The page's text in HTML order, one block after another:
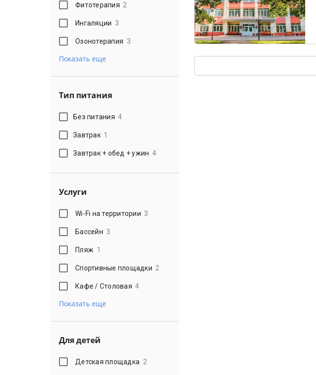
Фитотерапия 2
Ингаляции 3
Озонотерапия 3
Показать еще
Тип питания
Без питания 4
Завтрак 1
Завтрак + обед + ужин 4
Услуги
Wi-Fi на территории 3
Бассейн 3
Пляж 1
Спортивные площадки 2
Кафе / Столовая 4
Показать еще
Для детей
Детская площадка 2